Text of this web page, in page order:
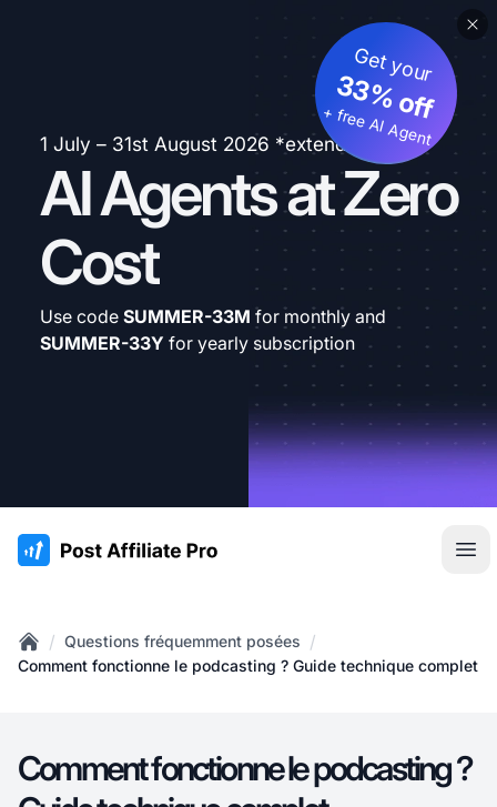
1 July – 31st August 2026 *extended
AI Agents at Zero
Cost
Get your
33% off
+ free AI Agent
Use code SUMMER-33M for monthly and
SUMMER-33Y for yearly subscription
:site.title
Home
/ Questions fréquemment posées /
Comment fonctionne le podcasting ? Guide technique complet
Comment fonctionne le podcasting ?